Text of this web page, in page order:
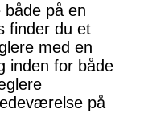
både på en
finder du et
med en
inden for både
på